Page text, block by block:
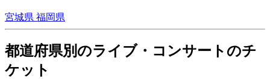
宮城県 福岡県
都道府県別のライブ・コンサートのチ
ケット